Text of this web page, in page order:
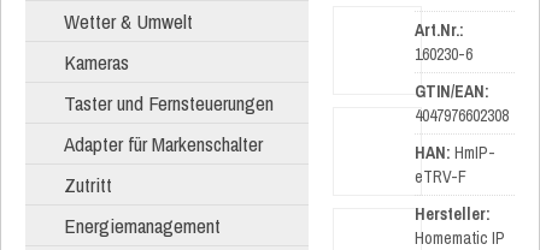
Wetter & Umwelt
Kameras
Taster und Fernsteuerungen
Adapter für Markenschalter
Zutritt
Energiemanagement
Art.Nr.:
160230-6
GTIN/EAN:
4047976602308
HAN: HmIP-
eTRV-F
Hersteller:
Homematic IP